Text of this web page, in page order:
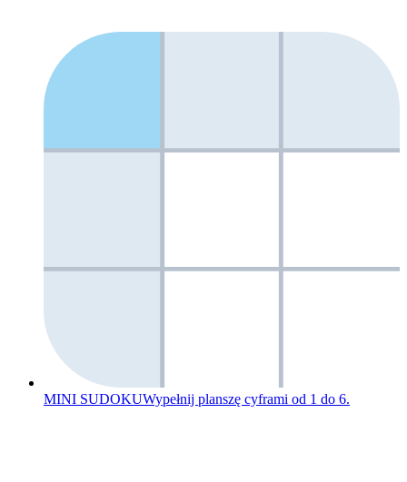
MINI SUDOKUWypełnij planszę cyframi od 1 do 6.